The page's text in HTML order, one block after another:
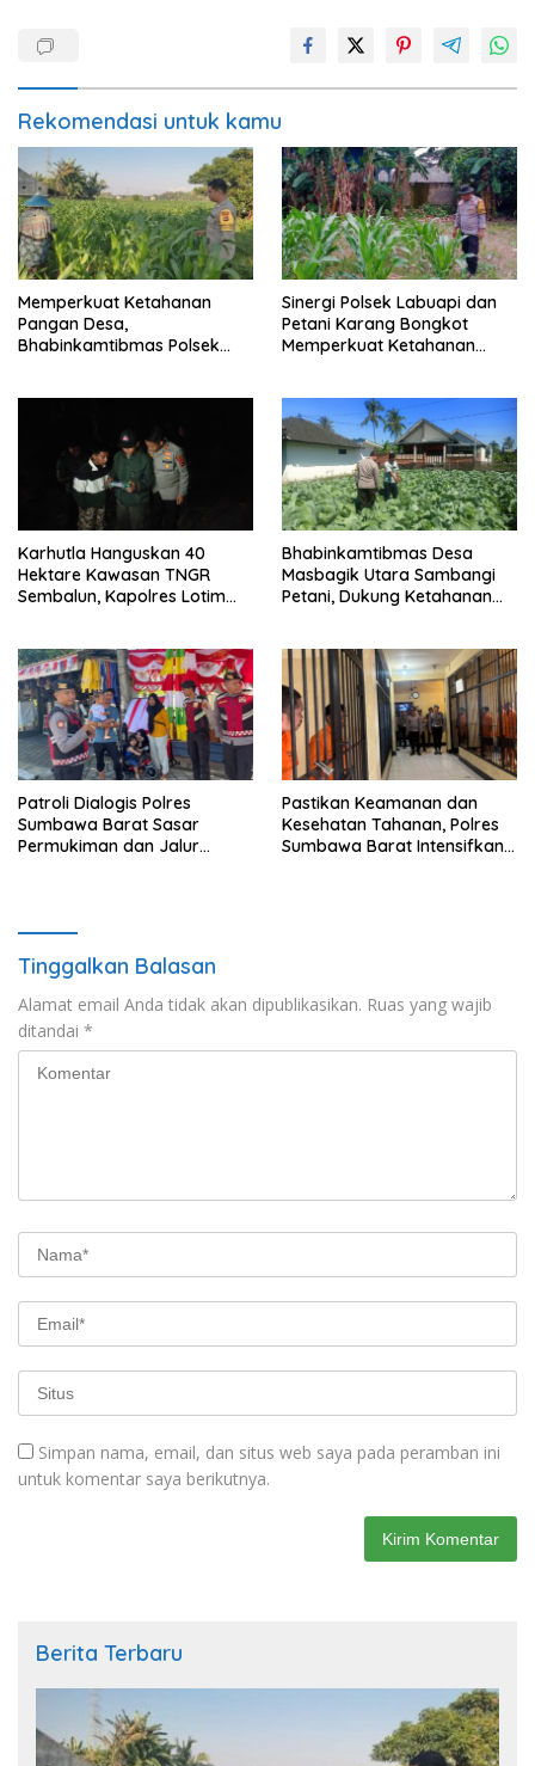
Rekomendasi untuk kamu
Memperkuat Ketahanan
Pangan Desa,
Bhabinkamtibmas Polsek
Sinergi Polsek Labuapi dan
Petani Karang Bongkot
Memperkuat Ketahanan
Karhutla Hanguskan 40
Hektare Kawasan TNGR
Sembalun, Kapolres Lotim
Bhabinkamtibmas Desa
Masbagik Utara Sambangi
Petani, Dukung Ketahanan
Patroli Dialogis Polres
Sumbawa Barat Sasar
Permukiman dan Jalur
Pastikan Keamanan dan
Kesehatan Tahanan, Polres
Sumbawa Barat Intensifkan
Tinggalkan Balasan
Alamat email Anda tidak akan dipublikasikan. Ruas yang wajib
ditandai *
Simpan nama, email, dan situs web saya pada peramban ini
untuk komentar saya berikutnya.
Berita Terbaru